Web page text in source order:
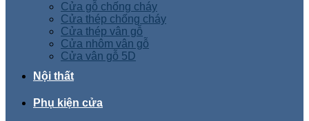
Cửa gỗ chống cháy
Cửa thép chống cháy
Cửa thép vân gỗ
Cửa nhôm vân gỗ
Cửa vân gỗ 5D
Nội thất
Phụ kiện cửa